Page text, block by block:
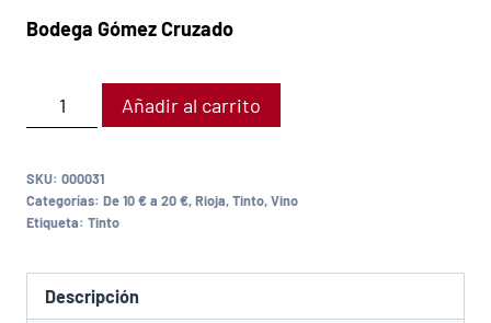
Bodega Gómez Cruzado
Añadir al carrito
SKU: 000031
Categorías: De 10 € a 20 €,Rioja,Tinto,Vino
Etiqueta: Tinto
Descripción